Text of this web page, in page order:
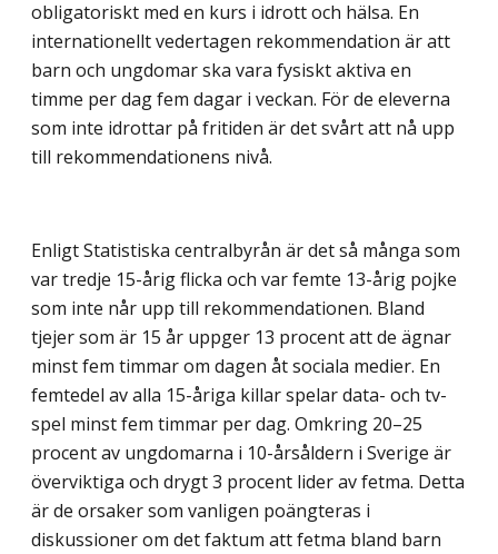
obligatoriskt med en kurs i idrott och hälsa. En
internationellt vedertagen rekommendation är att
barn och ungdomar ska vara fysiskt aktiva en
timme per dag fem dagar i veckan. För de eleverna
som inte idrottar på fritiden är det svårt att nå upp
till rekommendationens nivå.
Enligt Statistiska centralbyrån är det så många som
var tredje 15-årig flicka och var femte 13-årig pojke
som inte når upp till rekommendationen. Bland
tjejer som är 15 år uppger 13 procent att de ägnar
minst fem timmar om dagen åt sociala medier. En
femtedel av alla 15-åriga killar spelar data- och tv-
spel minst fem timmar per dag. Omkring 20–25
procent av ungdomarna i 10-årsåldern i Sverige är
överviktiga och drygt 3 procent lider av fetma. Detta
är de orsaker som vanligen poängteras i
diskussioner om det faktum att fetma bland barn